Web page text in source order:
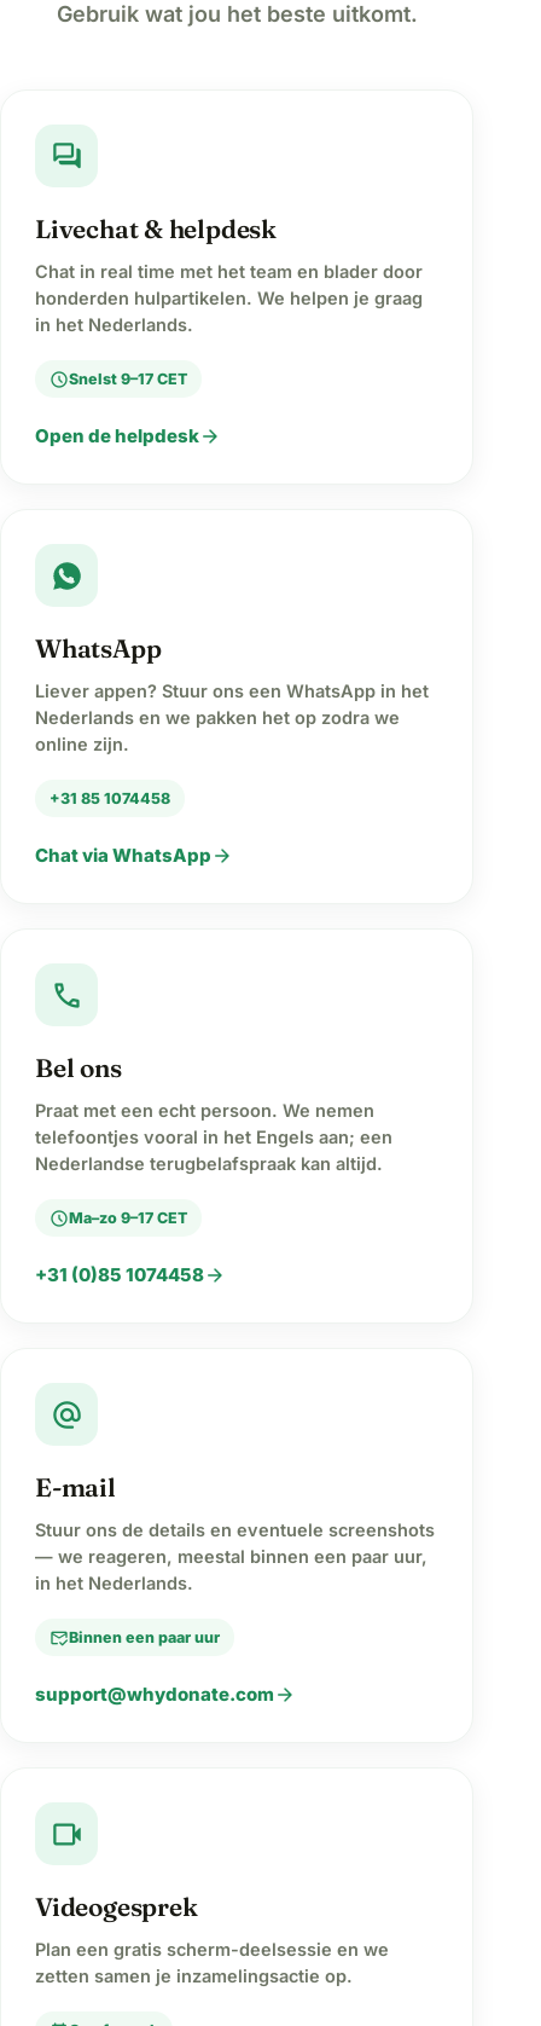
Gebruik wat jou het beste uitkomt.
forum
Livechat & helpdesk
Chat in real time met het team en blader door
honderden hulpartikelen. We helpen je graag
in het Nederlands.
scheduleSnelst 9–17 CET
Open de helpdeskarrow_forward
WhatsApp
Liever appen? Stuur ons een WhatsApp in het
Nederlands en we pakken het op zodra we
online zijn.
+31 85 1074458
Chat via WhatsApp arrow_forward
call
Bel ons
Praat met een echt persoon. We nemen
telefoontjes vooral in het Engels aan; een
Nederlandse terugbelafspraak kan altijd.
scheduleMa–zo 9–17 CET
+31 (0)85 1074458arrow_forward
alternate_email
E-mail
Stuur ons de details en eventuele screenshots
— we reageren, meestal binnen een paar uur,
in het Nederlands.
mark_email_readBinnen een paar uur
support@whydonate.com arrow_forward
videocam
Videogesprek
Plan een gratis scherm-deelsessie en we
zetten samen je inzamelingsactie op.